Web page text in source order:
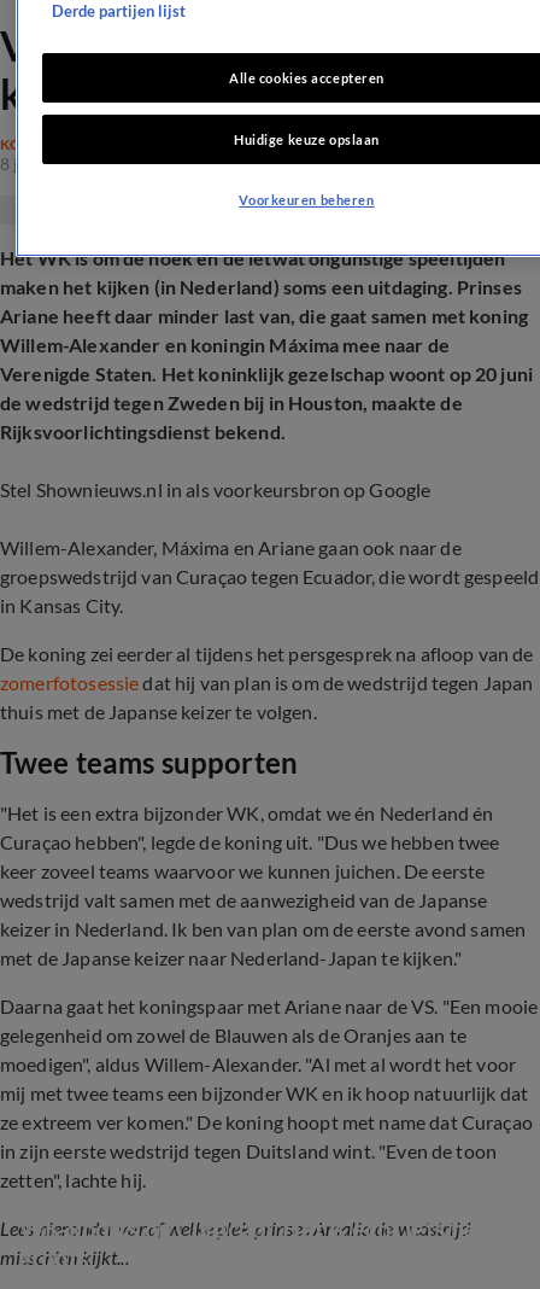
Vanaf deze bijzondere plek
kijkt prinses Ariane het WK
KONINKLIJK HUIS
8 juni 2026, 17:08
Het WK is om de hoek en de ietwat ongunstige speeltijden
maken het kijken (in Nederland) soms een uitdaging. Prinses
Ariane heeft daar minder last van, die gaat samen met koning
Willem-Alexander en koningin Máxima mee naar de
Verenigde Staten. Het koninklijk gezelschap woont op 20 juni
de wedstrijd tegen Zweden bij in Houston, maakte de
Rijksvoorlichtingsdienst bekend.
Stel Shownieuws.nl in als voorkeursbron op Google
Willem-Alexander, Máxima en Ariane gaan ook naar de
groepswedstrijd van Curaçao tegen Ecuador, die wordt gespeeld
in Kansas City.
De koning zei eerder al tijdens het persgesprek na afloop van de
zomerfotosessiedat hij van plan is om de wedstrijd tegen Japan
thuis met de Japanse keizer te volgen.
Twee teams supporten
"Het is een extra bijzonder WK, omdat we én Nederland én
Curaçao hebben", legde de koning uit. "Dus we hebben twee
keer zoveel teams waarvoor we kunnen juichen. De eerste
wedstrijd valt samen met de aanwezigheid van de Japanse
keizer in Nederland. Ik ben van plan om de eerste avond samen
met de Japanse keizer naar Nederland-Japan te kijken."
Daarna gaat het koningspaar met Ariane naar de VS. "Een mooie
gelegenheid om zowel de Blauwen als de Oranjes aan te
moedigen", aldus Willem-Alexander. "Al met al wordt het voor
mij met twee teams een bijzonder WK en ik hoop natuurlijk dat
ze extreem ver komen." De koning hoopt met name dat Curaçao
in zijn eerste wedstrijd tegen Duitsland wint. "Even de toon
zetten", lachte hij.
Lees hieronder vanaf welke plek prinses Amalia de wedstrijd
misschien kijkt...
WK-koorts op Curaçao: 'Het is echt iets heel
groots'
Derde partijen lijst
Alle cookies accepteren
Huidige keuze opslaan
Voorkeuren beheren